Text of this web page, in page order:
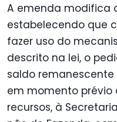
A emenda modifica
estabelecendo que
fazer uso do
descrito na lei, o
saldo
em momento
recursos, à